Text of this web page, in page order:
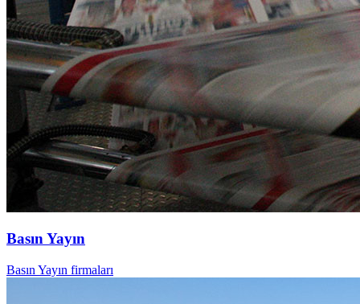
Basın Yayın
Basın Yayın firmaları